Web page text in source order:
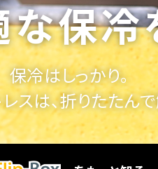
保冷
保冷はしっかり。
スは、折りたたんで